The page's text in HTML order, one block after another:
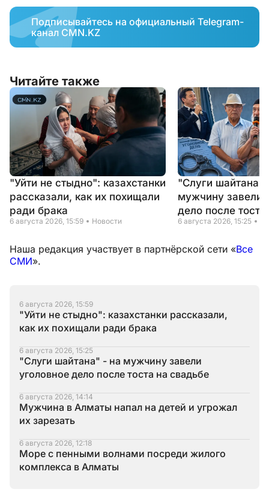
Подписывайтесь на официальный Telegram-
канал CMN.KZ
Читайте также
"Уйти не стыдно": казахстанки
рассказали, как их похищали
ради брака
6 августа 2026, 15:59 Новости
"Слуги шайтана"
мужчину завели
дело после
6 августа 2026, 15:25
Наша редакция участвует в партнёрской сети «Все
СМИ».
6 августа 2026, 15:59
"Уйти не стыдно": казахстанки рассказали,
как их похищали ради брака
6 августа 2026, 15:25
"Слуги шайтана" - на мужчину завели
уголовное дело после тоста на свадьбе
6 августа 2026, 14:14
Мужчина в Алматы напал на детей и угрожал
их зарезать
6 августа 2026, 12:18
Море с пенными волнами посреди жилого
комплекса в Алматы